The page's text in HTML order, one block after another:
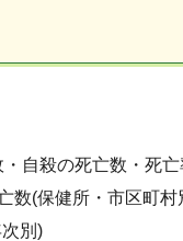
自殺の死亡数・死
数(保健所・市区町村
別)